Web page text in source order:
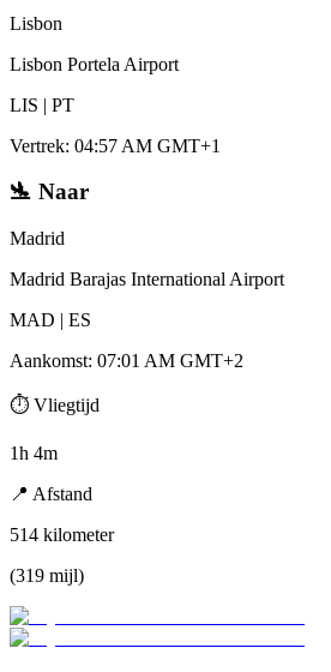
Lisbon
Lisbon Portela Airport
LIS | PT
Vertrek: 04:57 AM GMT+1
🛬 Naar
Madrid
Madrid Barajas International Airport
MAD | ES
Aankomst: 07:01 AM GMT+2
⏱️ Vliegtijd
1h 4m
📍 Afstand
514 kilometer
(319 mijl)